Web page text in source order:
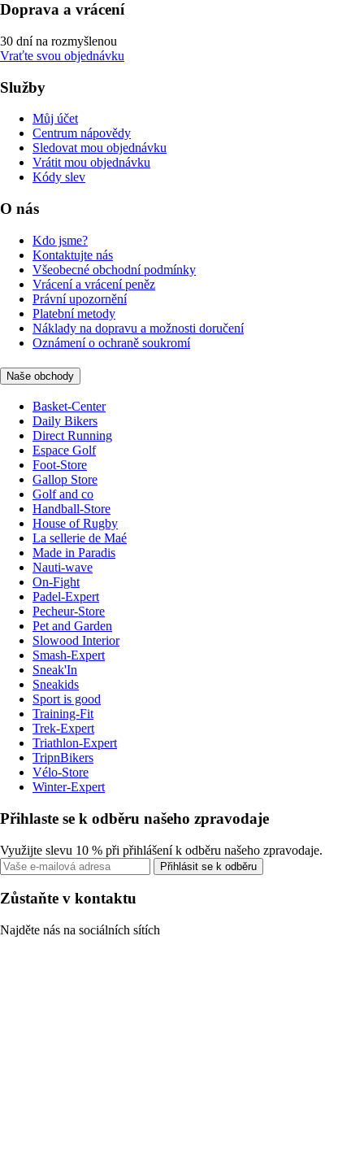
Doprava a vrácení
30 dní na rozmyšlenou
Vraťte svou objednávku
Služby
Můj účet
Centrum nápovědy
Sledovat mou objednávku
Vrátit mou objednávku
Kódy slev
O nás
Kdo jsme?
Kontaktujte nás
Všeobecné obchodní podmínky
Vrácení a vrácení peněz
Právní upozornění
Platební metody
Náklady na dopravu a možnosti doručení
Oznámení o ochraně soukromí
Naše obchody
Basket-Center
Daily Bikers
Direct Running
Espace Golf
Foot-Store
Gallop Store
Golf and co
Handball-Store
House of Rugby
La sellerie de Maé
Made in Paradis
Nauti-wave
On-Fight
Padel-Expert
Pecheur-Store
Pet and Garden
Slowood Interior
Smash-Expert
Sneak'In
Sneakids
Sport is good
Training-Fit
Trek-Expert
Triathlon-Expert
TripnBikers
Vélo-Store
Winter-Expert
Přihlaste se k odběru našeho zpravodaje
Využijte slevu 10 % při přihlášení k odběru našeho zpravodaje.
Přihlásit se k odběru
Zůstaňte v kontaktu
Najděte nás na sociálních sítích